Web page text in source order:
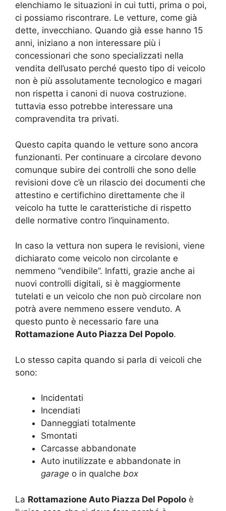
elenchiamo le situazioni in cui tutti, prima o poi,
ci possiamo riscontrare. Le vetture, come già
dette, invecchiano. Quando già esse hanno 15
anni, iniziano a non interessare più i
concessionari che sono specializzati nella
vendita dell’usato perché questo tipo di veicolo
non è più assolutamente tecnologico e magari
non rispetta i canoni di nuova costruzione.
tuttavia esso potrebbe interessare una
compravendita tra privati.
Questo capita quando le vetture sono ancora
funzionanti. Per continuare a circolare devono
comunque subire dei controlli che sono delle
revisioni dove c’è un rilascio dei documenti che
attestino e certifichino direttamente che il
veicolo ha tutte le caratteristiche di rispetto
delle normative contro l’inquinamento.
In caso la vettura non supera le revisioni, viene
dichiarato come veicolo non circolante e
nemmeno “vendibile”. Infatti, grazie anche ai
nuovi controlli digitali, si è maggiormente
tutelati e un veicolo che non può circolare non
potrà avere nemmeno essere venduto. A
questo punto è necessario fare una
Rottamazione Auto Piazza Del Popolo.
Lo stesso capita quando si parla di veicoli che
sono:
Incidentati
Incendiati
Danneggiati totalmente
Smontati
Carcasse abbandonate
Auto inutilizzate e abbandonate in
garage o in qualche box
La Rottamazione Auto Piazza Del Popolo è